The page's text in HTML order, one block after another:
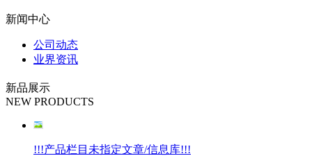
新闻中心
公司动态
业界资讯
新品展示
NEW PRODUCTS
!!!产品栏目未指定文章/信息库!!!